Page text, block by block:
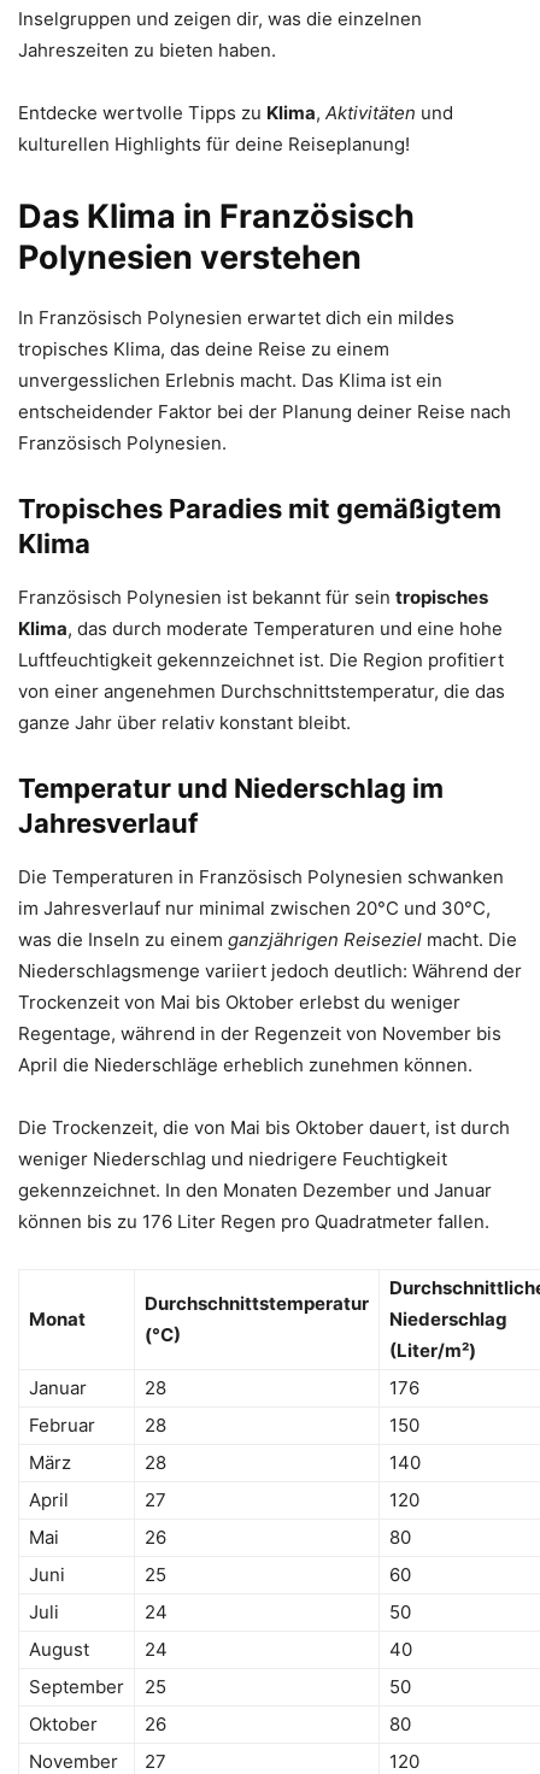
Inselgruppen und zeigen dir, was die einzelnen
Jahreszeiten zu bieten haben.
Entdecke wertvolle Tipps zu Klima, Aktivitäten und
kulturellen Highlights für deine Reiseplanung!
Das Klima in Französisch
Polynesien verstehen
In Französisch Polynesien erwartet dich ein mildes
tropisches Klima, das deine Reise zu einem
unvergesslichen Erlebnis macht. Das Klima ist ein
entscheidender Faktor bei der Planung deiner Reise nach
Französisch Polynesien.
Tropisches Paradies mit gemäßigtem
Klima
Französisch Polynesien ist bekannt für sein tropisches
Klima, das durch moderate Temperaturen und eine hohe
Luftfeuchtigkeit gekennzeichnet ist. Die Region profitiert
von einer angenehmen Durchschnittstemperatur, die das
ganze Jahr über relativ konstant bleibt.
Temperatur und Niederschlag im
Jahresverlauf
Die Temperaturen in Französisch Polynesien schwanken
im Jahresverlauf nur minimal zwischen 20°C und 30°C,
was die Inseln zu einem ganzjährigen Reiseziel macht. Die
Niederschlagsmenge variiert jedoch deutlich: Während der
Trockenzeit von Mai bis Oktober erlebst du weniger
Regentage, während in der Regenzeit von November bis
April die Niederschläge erheblich zunehmen können.
Die Trockenzeit, die von Mai bis Oktober dauert, ist durch
weniger Niederschlag und niedrigere Feuchtigkeit
gekennzeichnet. In den Monaten Dezember und Januar
können bis zu 176 Liter Regen pro Quadratmeter fallen.
Monat
Durchschnittstemperatur
(°C)
Niederschlag
(Liter/m²)
Januar
28
176
Februar
28
150
März
28
140
April
27
120
Mai
26
80
Juni
25
60
Juli
24
50
August
24
40
September
25
50
Oktober
26
80
November
27
120